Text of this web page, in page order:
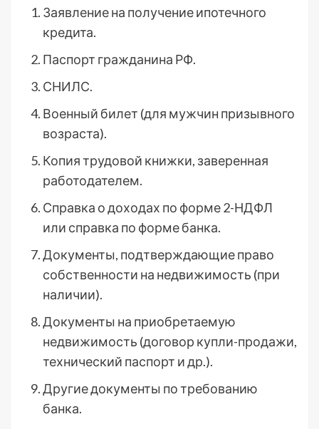
Заявление на получение ипотечного
кредита.
Паспорт гражданина РФ.
СНИЛС.
Военный билет (для мужчин призывного
возраста).
Копия трудовой книжки, заверенная
работодателем.
Справка о доходах по форме 2-НДФЛ
или справка по форме банка.
Документы, подтверждающие право
собственности на недвижимость (при
наличии).
Документы на приобретаемую
недвижимость (договор купли-продажи,
технический паспорт и др.).
Другие документы по требованию
банка.